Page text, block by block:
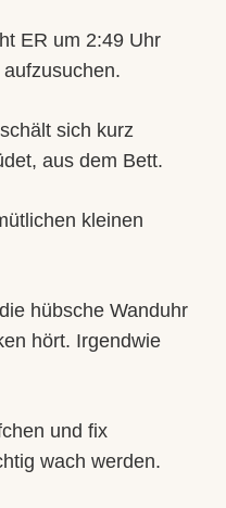
ER um 2:49 Uhr
sich kurz
aus dem Bett.
kleinen
hübsche Wanduhr
hört. Irgendwie
und fix
wach werden.